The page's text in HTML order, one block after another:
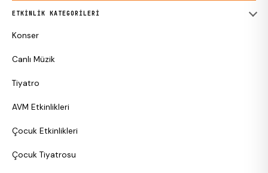
ETKINLIK KATEGORILERI
Konser
Canlı Müzik
Tiyatro
AVM Etkinlikleri
Çocuk Etkinlikleri
Çocuk Tiyatrosu